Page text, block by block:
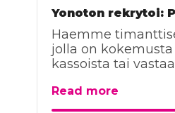
Yonoton rekrytoi:
Haemme
jolla on
kassoista tai
Read more